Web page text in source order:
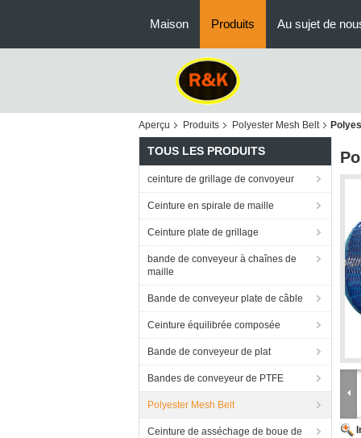
Maison Produits Au sujet de
Aperçu Produits Polyester Mesh Belt
TOUS LES PRODUITS
ceinture de grillage de convoyeur
Ceinture en spirale de maille
Ceinture plate de grillage
bande de conveyeur à chaînes de
maille
Bande de conveyeur plate de câble
Ceinture équilibrée composée
Bande de conveyeur de plat
Bandes de conveyeur de PTFE
Polyester Mesh Belt
Ceinture de asséchage de boue de